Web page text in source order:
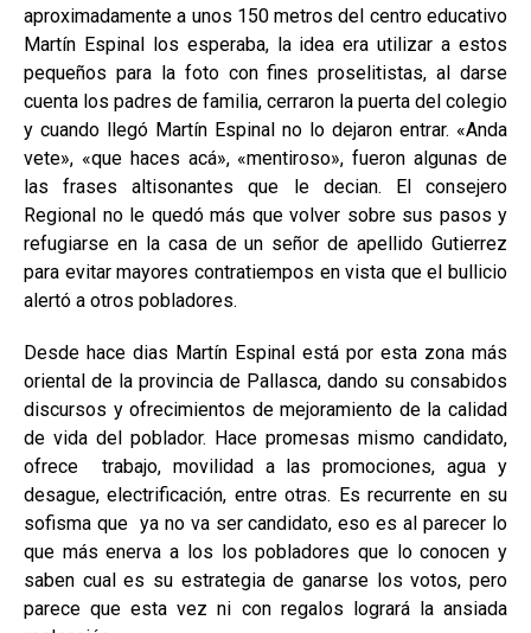
aproximadamente a unos 150 metros del centro educativo
Martín Espinal los esperaba, la idea era utilizar a estos
pequeños para la foto con fines proselitistas, al darse
cuenta los padres de familia, cerraron la puerta del colegio
y cuando llegó Martín Espinal no lo dejaron entrar. «Anda
vete», «que haces acá», «mentiroso», fueron algunas de
las frases altisonantes que le decian. El consejero
Regional no le quedó más que volver sobre sus pasos y
refugiarse en la casa de un señor de apellido Gutierrez
para evitar mayores contratiempos en vista que el bullicio
alertó a otros pobladores.
Desde hace dias Martín Espinal está por esta zona más
oriental de la provincia de Pallasca, dando su consabidos
discursos y ofrecimientos de mejoramiento de la calidad
de vida del poblador. Hace promesas mismo candidato,
ofrece trabajo, movilidad a las promociones, agua y
desague, electrificación, entre otras. Es recurrente en su
sofisma que ya no va ser candidato, eso es al parecer lo
que más enerva a los los pobladores que lo conocen y
saben cual es su estrategia de ganarse los votos, pero
parece que esta vez ni con regalos logrará la ansiada